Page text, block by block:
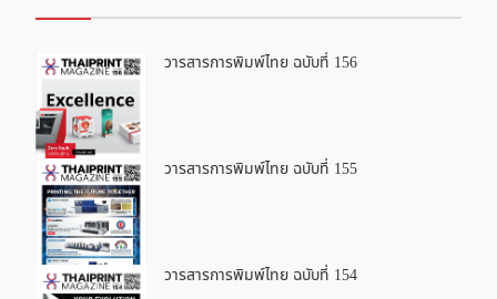
วารสารการพิมพ์ไทย ฉบับที่ 156
วารสารการพิมพ์ไทย ฉบับที่ 155
วารสารการพิมพ์ไทย ฉบับที่ 154